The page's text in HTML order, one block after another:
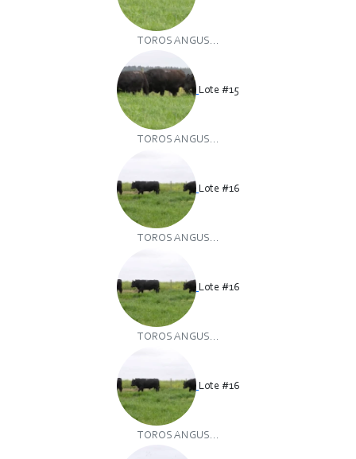
TOROS ANGUS...
Lote #15
TOROS ANGUS...
Lote #16
TOROS ANGUS...
Lote #16
TOROS ANGUS...
Lote #16
TOROS ANGUS...